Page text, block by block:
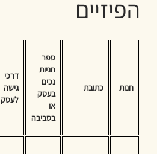
הפיזיים
חנות כתובת
ספר
חניות
נכים
בעסק
או
בסביבה
דרכי
גישה
לעסק